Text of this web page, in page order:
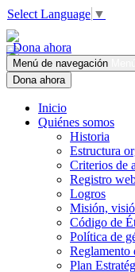
Select Language ▼
Dona ahora
Menú de navegación
Dona ahora
Inicio
Quiénes somos
Historia
Estructura
Criterios de
Registro
Logros
Misión,
Código de
Política de
Reglamento
Plan